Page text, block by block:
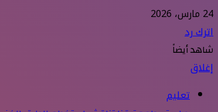
24 مارس، 2026
اترك رد
شاهد أيضاً
إغلاق
تعليم